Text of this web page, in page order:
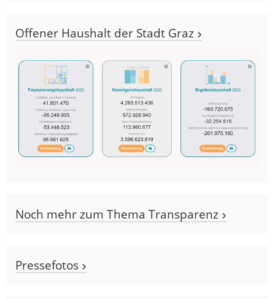
Offener Haushalt der Stadt Graz
Noch mehr zum Thema Transparenz
Pressefotos